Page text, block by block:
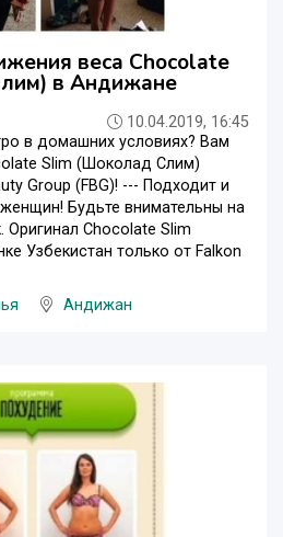
веса Chocolate
в Андижане
10.04.2019, 16:45
в домашних условиях? Вам
Slim (Шоколад Слим)
Group (FBG)! --- Подходит и
Будьте внимательны на
Chocolate Slim
Узбекистан только от Falkon
Андижан